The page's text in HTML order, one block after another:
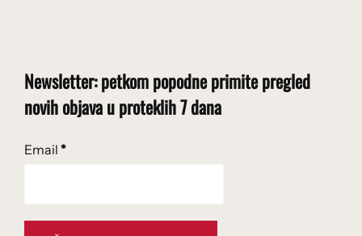
Newsletter: petkom popodne primite pregled
novih objava u proteklih 7 dana
Email *